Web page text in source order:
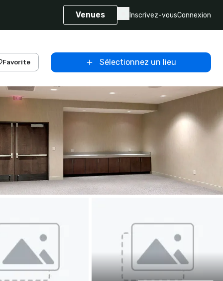
Venues Inscrivez-vousConnexion
Favorite Sélectionnez un lieu